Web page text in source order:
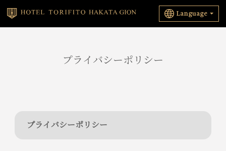
Language
プライバシーポリシー
プライバシーポリシー